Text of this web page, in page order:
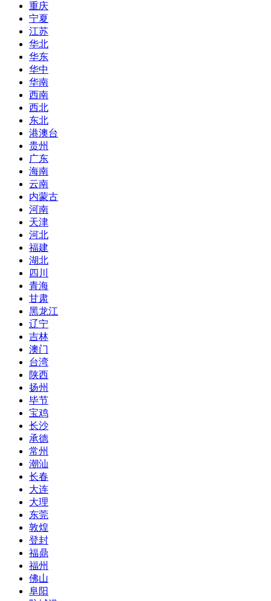
重庆
宁夏
江苏
华北
华东
华中
华南
西南
西北
东北
港澳台
贵州
广东
海南
云南
内蒙古
河南
天津
河北
福建
湖北
四川
青海
甘肃
黑龙江
辽宁
吉林
澳门
台湾
陕西
扬州
毕节
宝鸡
长沙
承德
常州
潮汕
长春
大连
大理
东莞
敦煌
登封
福鼎
福州
佛山
阜阳